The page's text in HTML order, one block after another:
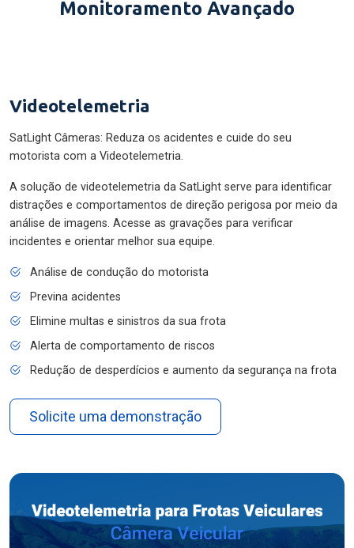
Monitoramento Avançado
Videotelemetria
SatLight Câmeras: Reduza os acidentes e cuide do seu
motorista com a Videotelemetria.
A solução de videotelemetria da SatLight serve para identificar
distrações e comportamentos de direção perigosa por meio da
análise de imagens. Acesse as gravações para verificar
incidentes e orientar melhor sua equipe.
Análise de condução do motorista
Previna acidentes
Elimine multas e sinistros da sua frota
Alerta de comportamento de riscos
Redução de desperdícios e aumento da segurança na frota
Solicite uma demonstração